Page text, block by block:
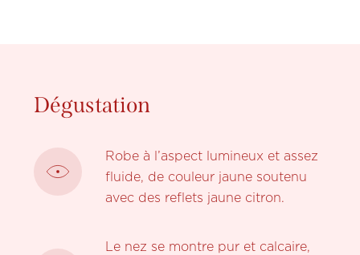
Dégustation
Robe à l’aspect lumineux et assez
fluide, de couleur jaune soutenu
avec des reflets jaune citron.
Le nez se montre pur et calcaire,